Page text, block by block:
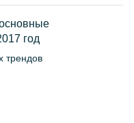
год
трендов